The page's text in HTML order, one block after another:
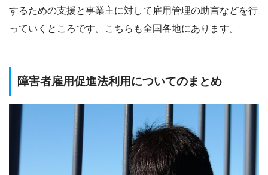
するための支援と事業主に対して雇用管理の助言などを行
っていくところです。こちらも全国各地にあります。
障害者雇用促進法利用についてのまとめ